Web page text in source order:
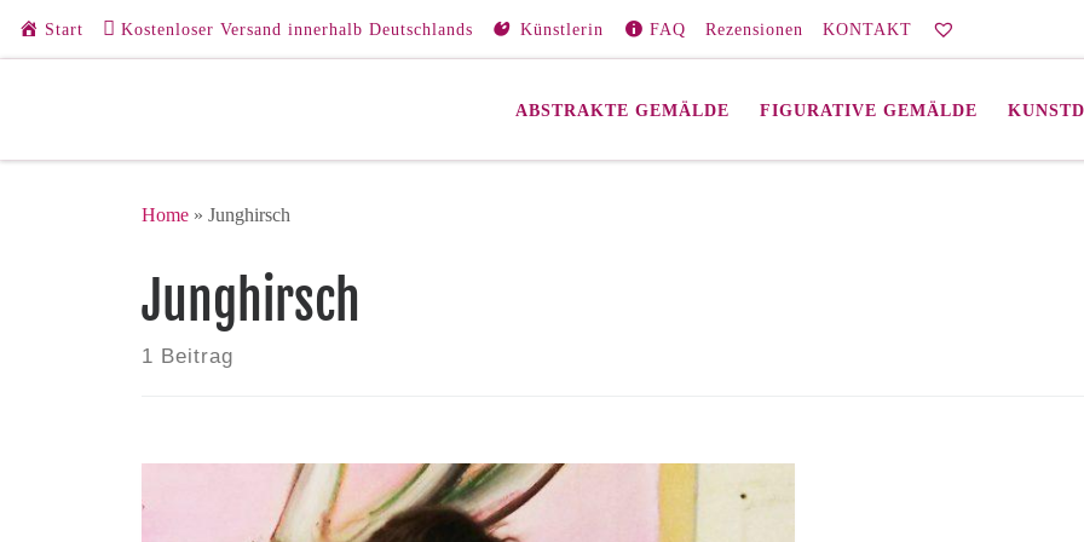
Zum Inhalt springen
Start Kostenloser Versand innerhalb Deutschlands Künstlerin FAQ Rezensionen KONTAKT
ABSTRAKTE GEMÄLDE FIGURATIVE GEMÄLDE
Home » Junghirsch
Junghirsch
1 Beitrag